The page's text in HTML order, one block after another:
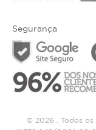
Segurança
© 2026 . Todos os